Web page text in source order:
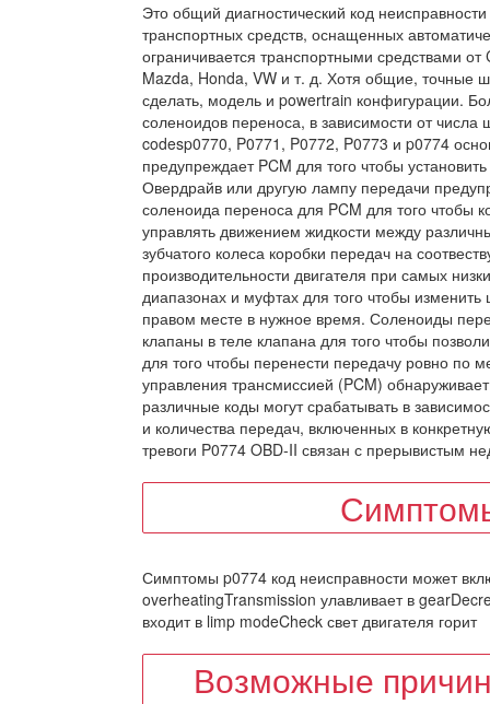
Это общий диагностический код
транспортных средств, оснащенных
ограничивается транспортными средствами
Mazda, Honda, VW и т. д. Хотя общие, точные
сделать, модель и powertrain конфигурации.
соленоидов переноса, в зависимости от числа
codesp0770, P0771, P0772, P0773 и p0774
предупреждает PCM для того чтобы
Овердрайв или другую лампу передачи
соленоида переноса для PCM для того чтобы
управлять движением жидкости между
зубчатого колеса коробки передач на
производительности двигателя при самых
диапазонах и муфтах для того чтобы
правом месте в нужное время. Соленоиды
клапаны в теле клапана для того чтобы
для того чтобы перенести передачу ровно по
управления трансмиссией (PCM)
различные коды могут срабатывать в
и количества передач, включенных в
тревоги P0774 OBD-II связан с прерывистым
Симптомы p0774 код неисправности может
overheatingTransmission улавливает в
входит в limp modeCheck свет двигателя горит
Возможные